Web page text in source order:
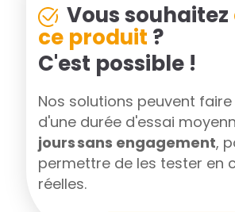
Vous souhaitez
ce produit ?
C'est possible !
Nos solutions peuvent
d'une durée d'essai
jours sans engagement,
permettre de les tester en
réelles.